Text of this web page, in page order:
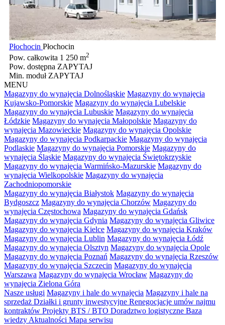
Płochocin Płochocin
Pow. całkowita 1 250 m2
Pow. dostępna ZAPYTAJ
Min. moduł ZAPYTAJ
MENU
Magazyny do wynajęcia Dolnośląskie Magazyny do wynajęcia
Kujawsko-Pomorskie Magazyny do wynajęcia Lubelskie
Magazyny do wynajęcia Lubuskie Magazyny do wynajęcia
Łódzkie Magazyny do wynajęcia Małopolskie Magazyny do
wynajęcia Mazowieckie Magazyny do wynajęcia Opolskie
Magazyny do wynajęcia Podkarpackie Magazyny do wynajęcia
Podlaskie Magazyny do wynajęcia Pomorskie Magazyny do
wynajęcia Śląskie Magazyny do wynajęcia Świętokrzyskie
Magazyny do wynajęcia Warmińsko-Mazurskie Magazyny do
wynajęcia Wielkopolskie Magazyny do wynajęcia
Zachodniopomorskie
Magazyny do wynajęcia Białystok Magazyny do wynajęcia
Bydgoszcz Magazyny do wynajęcia Chorzów Magazyny do
wynajęcia Częstochowa Magazyny do wynajęcia Gdańsk
Magazyny do wynajęcia Gdynia Magazyny do wynajęcia Gliwice
Magazyny do wynajęcia Kielce Magazyny do wynajęcia Kraków
Magazyny do wynajęcia Lublin Magazyny do wynajęcia Łódź
Magazyny do wynajęcia Olsztyn Magazyny do wynajęcia Opole
Magazyny do wynajęcia Poznań Magazyny do wynajęcia Rzeszów
Magazyny do wynajęcia Szczecin Magazyny do wynajęcia
Warszawa Magazyny do wynajęcia Wrocław Magazyny do
wynajęcia Zielona Góra
Nasze usługi Magazyny i hale do wynajęcia Magazyny i hale na
sprzedaż Działki i grunty inwestycyjne Renegocjacje umów najmu
kontraktów Projekty BTS / BTO Doradztwo logistyczne Baza
wiedzyAktualności Mapa serwisu